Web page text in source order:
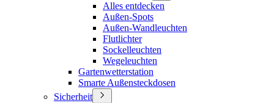
Alles entdecken
Außen-Spots
Außen-Wandleuchten
Flutlichter
Sockelleuchten
Wegeleuchten
Gartenwetterstation
Smarte Außensteckdosen
Sicherheit